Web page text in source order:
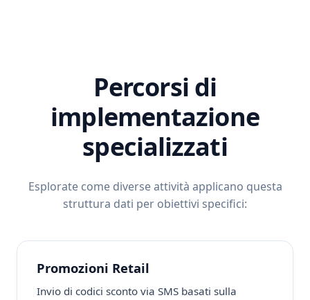
Percorsi di
implementazione
specializzati
Esplorate come diverse attività applicano questa
struttura dati per obiettivi specifici:
Promozioni Retail
Invio di codici sconto via SMS basati sulla